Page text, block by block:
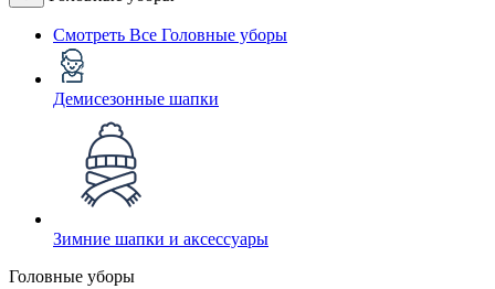
Смотреть Все Головные уборы
Демисезонные шапки
Зимние шапки и аксессуары
Головные уборы